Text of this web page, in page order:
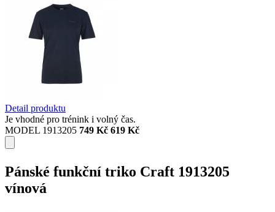
Detail produktu
Je vhodné pro trénink i volný čas.
MODEL 1913205 749 Kč 619 Kč
Pánské funkční triko Craft 1913205
vínová